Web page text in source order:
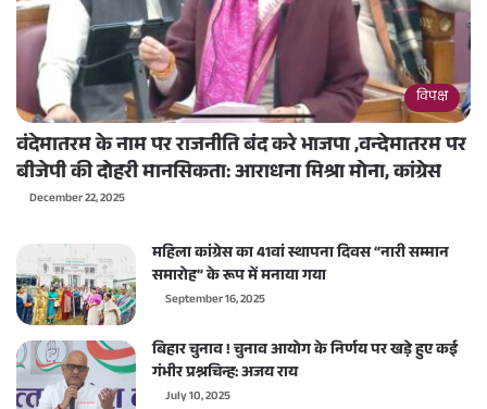
विपक्ष
वंदेमातरम के नाम पर राजनीति बंद करे भाजपा ,वन्देमातरम पर
बीजेपी की दोहरी मानसिकता: आराधना मिश्रा मोना, कांग्रेस
December 22, 2025
महिला कांग्रेस का 41वां स्थापना दिवस “नारी सम्मान
समारोह” के रूप में मनाया गया
September 16, 2025
बिहार चुनाव ! चुनाव आयोग के निर्णय पर खड़े हुए कई
गंभीर प्रश्नचिन्ह: अजय राय
July 10, 2025